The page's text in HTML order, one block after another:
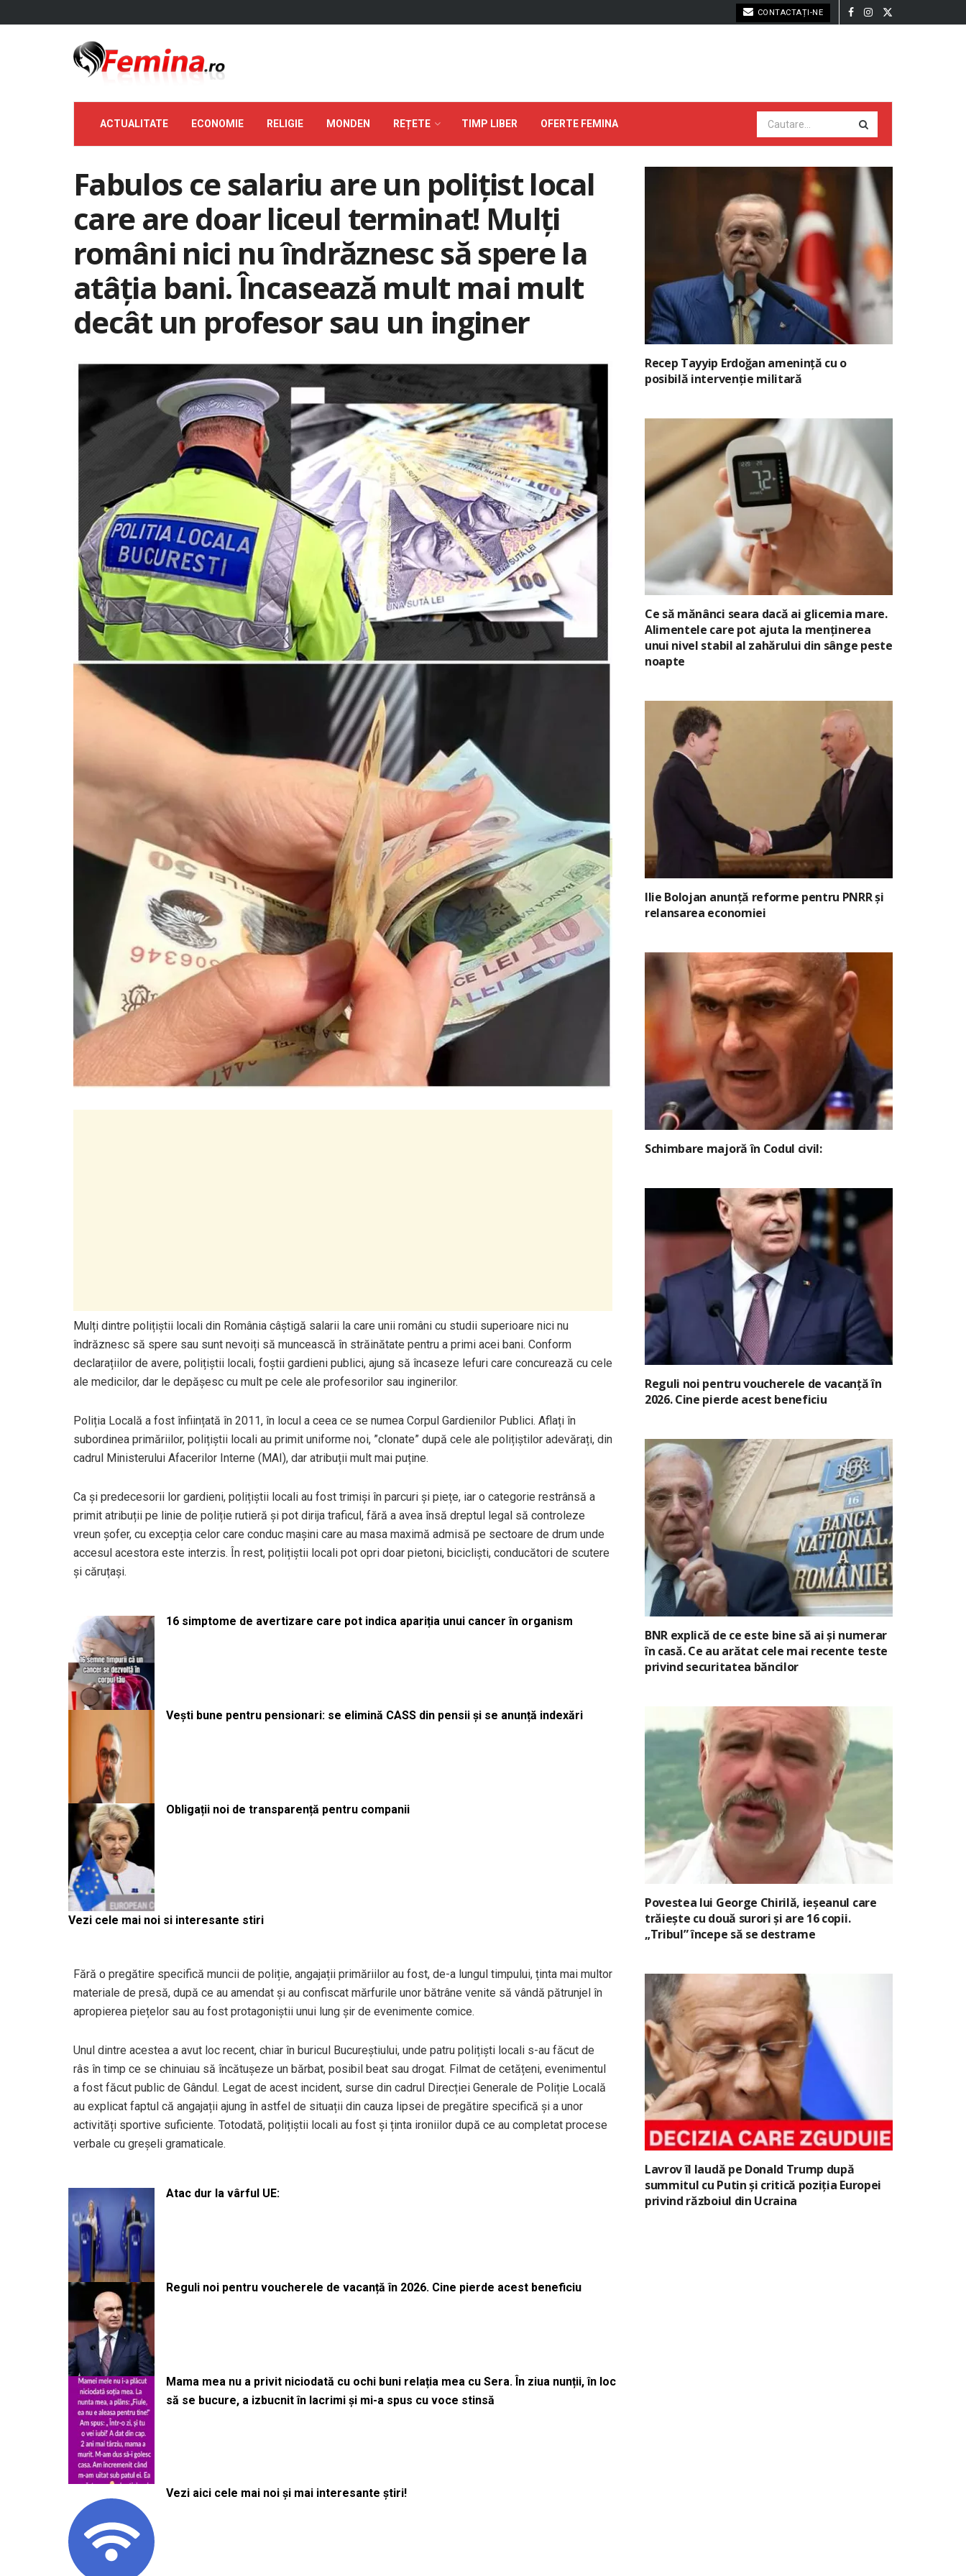
CONTACTAȚI-NE
ACTUALITATE ECONOMIE RELIGIE MONDEN REȚETE TIMP LIBER OFERTE FEMINA
Fabulos ce salariu are un polițist local
care are doar liceul terminat! Mulți
români nici nu îndrăznesc să spere la
atâția bani. Încasează mult mai mult
decât un profesor sau un inginer
Mulți dintre polițiștii locali din România câștigă salarii la care unii români cu studii superioare nici nu
îndrăznesc să spere sau sunt nevoiți să muncească în străinătate pentru a primi acei bani. Conform
declarațiilor de avere, polițiștii locali, foștii gardieni publici, ajung să încaseze lefuri care concurează cu cele
ale medicilor, dar le depășesc cu mult pe cele ale profesorilor sau inginerilor.
Poliția Locală a fost înființată în 2011, în locul a ceea ce se numea Corpul Gardienilor Publici. Aflați în
subordinea primăriilor, polițiștii locali au primit uniforme noi, ”clonate” după cele ale polițiștilor adevărați, din
cadrul Ministerului Afacerilor Interne (MAI), dar atribuții mult mai puține.
Ca și predecesorii lor gardieni, polițiștii locali au fost trimiși în parcuri și piețe, iar o categorie restrânsă a
primit atribuții pe linie de poliție rutieră și pot dirija traficul, fără a avea însă dreptul legal să controleze
vreun șofer, cu excepția celor care conduc mașini care au masa maximă admisă pe sectoare de drum unde
accesul acestora este interzis. În rest, polițiștii locali pot opri doar pietoni, bicicliști, conducători de scutere
și căruțași.
16 simptome de avertizare care pot indica apariția unui cancer în organism
Vești bune pentru pensionari: se elimină CASS din pensii și se anunță indexări
Obligații noi de transparență pentru companii
Vezi cele mai noi si interesante stiri
Fără o pregătire specifică muncii de poliție, angajații primăriilor au fost, de-a lungul timpului, ținta mai multor
materiale de presă, după ce au amendat și au confiscat mărfurile unor bătrâne venite să vândă pătrunjel în
apropierea piețelor sau au fost protagoniștii unui lung șir de evenimente comice.
Unul dintre acestea a avut loc recent, chiar în buricul Bucureștiului, unde patru polițiști locali s-au făcut de
râs în timp ce se chinuiau să încătușeze un bărbat, posibil beat sau drogat. Filmat de cetățeni, evenimentul
a fost făcut public de Gândul. Legat de acest incident, surse din cadrul Direcției Generale de Poliție Locală
au explicat faptul că angajații ajung în astfel de situații din cauza lipsei de pregătire specifică și a unor
activități sportive suficiente. Totodată, polițiștii locali au fost și ținta ironiilor după ce au completat procese
verbale cu greșeli gramaticale.
Atac dur la vârful UE:
Reguli noi pentru voucherele de vacanță în 2026. Cine pierde acest beneficiu
Mama mea nu a privit niciodată cu ochi buni relația mea cu Sera. În ziua nunții, în loc
să se bucure, a izbucnit în lacrimi și mi-a spus cu voce stinsă
Vezi aici cele mai noi și mai interesante știri!
Recep Tayyip Erdoğan amenință cu o
posibilă intervenție militară
Ce să mănânci seara dacă ai glicemia mare.
Alimentele care pot ajuta la menținerea
unui nivel stabil al zahărului din sânge peste
noapte
Ilie Bolojan anunță reforme pentru PNRR și
relansarea economiei
Schimbare majoră în Codul civil:
Reguli noi pentru voucherele de vacanță în
2026. Cine pierde acest beneficiu
BNR explică de ce este bine să ai și numerar
în casă. Ce au arătat cele mai recente teste
privind securitatea băncilor
Povestea lui George Chirilă, ieșeanul care
trăiește cu două surori și are 16 copii.
„Tribul” începe să se destrame
Lavrov îl laudă pe Donald Trump după
summitul cu Putin și critică poziția Europei
privind războiul din Ucraina